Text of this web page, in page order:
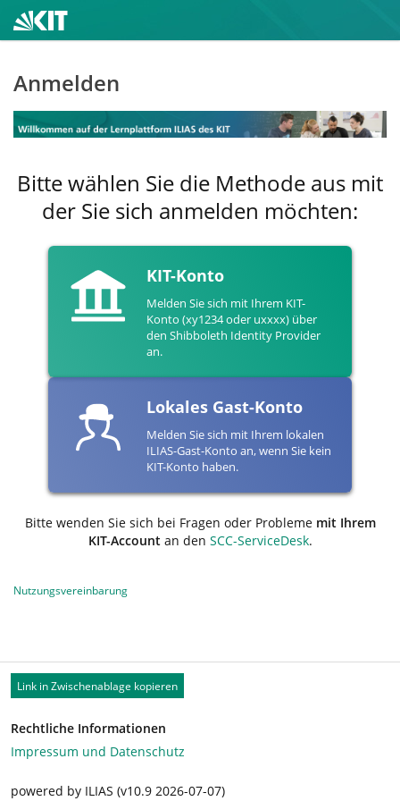
Anmelden
Bitte wählen Sie die Methode aus mit
der Sie sich anmelden möchten:
KIT-Konto
Melden Sie sich mit Ihrem KIT-
Konto (xy1234 oder uxxxx) über
den Shibboleth Identity Provider
an.
Lokales Gast-Konto
Melden Sie sich mit Ihrem lokalen
ILIAS-Gast-Konto an, wenn Sie kein
KIT-Konto haben.
Bitte wenden Sie sich bei Fragen oder Probleme mit Ihrem
KIT-Accountan den SCC-ServiceDesk.
Nutzungsvereinbarung
Link in Zwischenablage kopieren
Rechtliche Informationen
Impressum und Datenschutz
powered by ILIAS (v10.9 2026-07-07)